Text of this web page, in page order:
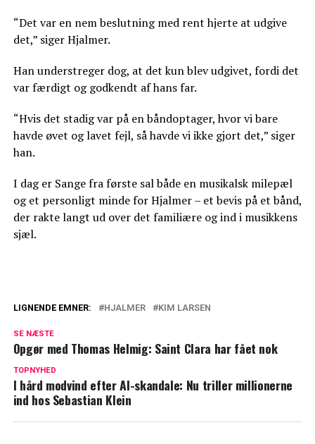
“Det var en nem beslutning med rent hjerte at udgive
det,” siger Hjalmer.
Han understreger dog, at det kun blev udgivet, fordi det
var færdigt og godkendt af hans far.
“Hvis det stadig var på en båndoptager, hvor vi bare
havde øvet og lavet fejl, så havde vi ikke gjort det,” siger
han.
I dag er Sange fra første sal både en musikalsk milepæl
og et personligt minde for Hjalmer – et bevis på et bånd,
der rakte langt ud over det familiære og ind i musikkens
sjæl.
altid være det største for mig'
skulle Hjalmer hjælpe ham med
LIGNENDE EMNER: HJALMER KIM LARSEN
SE NÆSTE
Opgør med Thomas Helmig: Saint Clara har fået nok
TOPNYHED
I hård modvind efter AI-skandale: Nu triller millionerne
ind hos Sebastian Klein